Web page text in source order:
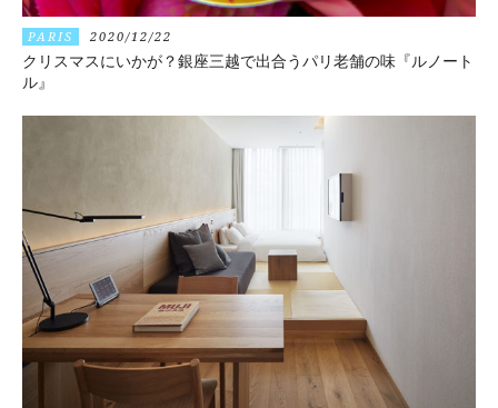
PARIS 2020/12/22
クリスマスにいかが？銀座三越で出合うパリ老舗の味『ルノート
ル』